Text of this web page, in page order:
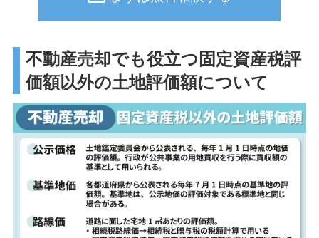
不動産売却でも役立つ固定資産税評
価額以外の土地評価額について